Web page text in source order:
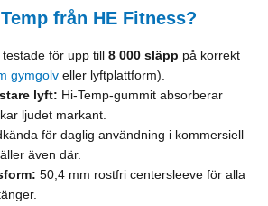
från HE Fitness?
testade för upp till 8 000 släpp på korrekt
gymgolv eller lyftplattform).
lyft: Hi-Temp-gummit absorberar
ljudet markant.
för daglig användning i kommersiell
även där.
50,4 mm rostfri centersleeve för alla